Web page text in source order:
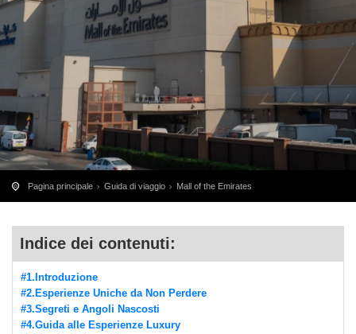
Pagina principale Guida di viaggio Mall of the Emirates
Indice dei contenuti:
#1.Introduzione
#2.Esperienze Uniche da Non Perdere
#3.Segreti e Angoli Nascosti
#4.Guida alle Esperienze Luxury